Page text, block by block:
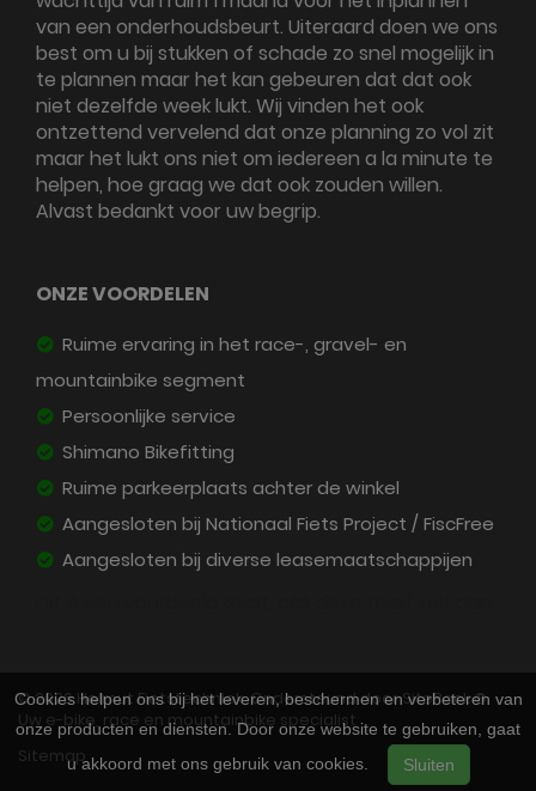
van een onderhoudsbeurt. Uiteraard doen we ons
best om u bij stukken of schade zo snel mogelijk in
te plannen maar het kan gebeuren dat dat ook
niet dezelfde week lukt. Wij vinden het ook
ontzettend vervelend dat onze planning zo vol zit
maar het lukt ons niet om iedereen a la minute te
helpen, hoe graag we dat ook zouden willen.
Alvast bedankt voor uw begrip.
ONZE VOORDELEN
Ruime ervaring in het race-, gravel- en
mountainbike segment
Persoonlijke service
Shimano Bikefitting
Ruime parkeerplaats achter de winkel
Aangesloten bij Nationaal Fiets Project / FiscFree
Aangesloten bij diverse leasemaatschappijen
© 2026 Helmut Fietstechniek. Ondersteund doorSitePack ®
Uw e-bike, race en mountainbike specialist
Sitemap
Cookies helpen ons bij het leveren, beschermen en verbeteren van
onze producten en diensten. Door onze website te gebruiken, gaat
u akkoord met ons gebruik van cookies.
Sluiten